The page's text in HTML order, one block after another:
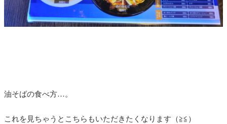
油そばの食べ方…。
これを見ちゃうとこちらもいただきたくなります（≧≦）